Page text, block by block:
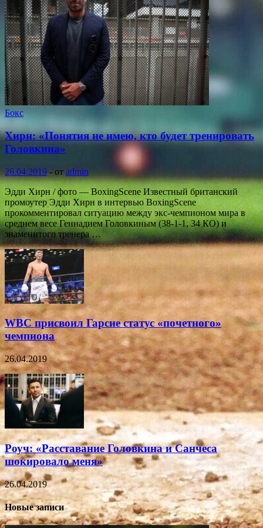
Бокс
Хирн: «Понятия не имею, кто будет тренировать
Головкина»
26.04.2019 - от admin
Эдди Хирн / фото — BoxingScene Известный британский
промоутер Эдди Хирн в интервью BoxingScene
прокомментировал ситуацию между экс-чемпионом мира в
среднем весе Геннадием Головкиным (38-1-1, 34 КО) и
знаменитого тренера …
WBC присвоил Гарсие статус «почетного»
чемпиона
26.04.2019
Роуч: «Расставание Головкина и Санчеса
шокировало меня»
26.04.2019
Новые записи